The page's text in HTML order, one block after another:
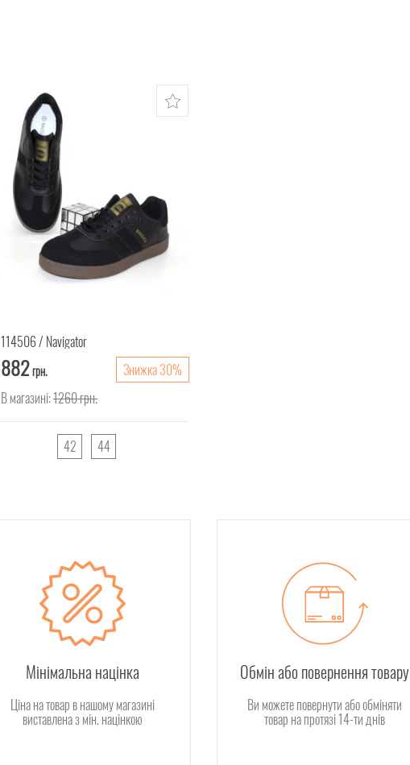
114506 Navigator
882грн.
Знижка 30%
В магазині:1260грн.
42 44
Мінімальна націнка
Ціна на товар в нашому магазині
виставлена з мін. націнкою
Обмін або повернення товару
Ви можете повернути або обміняти
товар на протязі 14-ти днів